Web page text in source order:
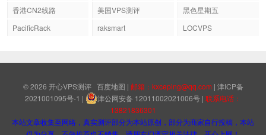
香港CN2线路
美国VPS测评
黑色星期五
PacificRack
raksmart LOCVPS
© 2026 开心VPS测评 百度地图 | 邮箱：kxceping@qq.com | 津ICP备
2021001095号-1 | 津公网安备 12011002021006号 | 联系电话：
13821836301
本站文章收集至网络，真实测评部分为本站原创，部分为商家自行投稿，本站